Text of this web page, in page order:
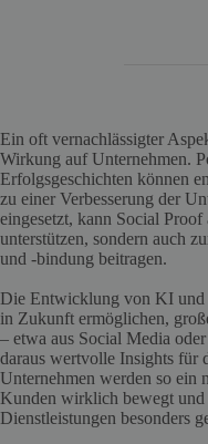
Ein oft vernachlässigter
Wirkung auf Unternehmen.
Erfolgsgeschichten können
zu einer Verbesserung der
eingesetzt, kann Social
unterstützen, sondern auch
und -bindung beitragen.
Die Entwicklung von KI und
in Zukunft ermöglichen,
– etwa aus Social Media
daraus wertvolle Insights für
Unternehmen werden so ein
Kunden wirklich bewegt
Dienstleistungen besonders